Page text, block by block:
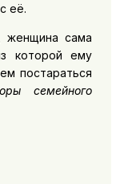
её.
женщина сама
которой ему
постараться
семейного